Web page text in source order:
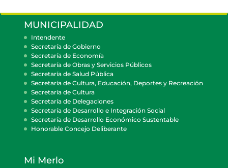
MUNICIPALIDAD
Intendente
Secretaría de Gobierno
Secretaría de Economía
Secretaría de Obras y Servicios Públicos
Secretaría de Salud Pública
Secretaría de Cultura, Educación, Deportes y Recreación
Secretaría de Cultura
Secretaría de Delegaciones
Secretaría de Desarrollo e Integración Social
Secretaría de Desarrollo Económico Sustentable
Honorable Concejo Deliberante
Mi Merlo